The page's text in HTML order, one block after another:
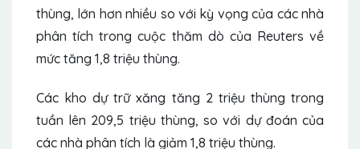
thùng, lớn hơn nhiều so với kỳ vọng của các nhà
phân tích trong cuộc thăm dò của Reuters về
mức tăng 1,8 triệu thùng.
Các kho dự trữ xăng tăng 2 triệu thùng trong
tuần lên 209,5 triệu thùng, so với dự đoán của
các nhà phân tích là giảm 1,8 triệu thùng.